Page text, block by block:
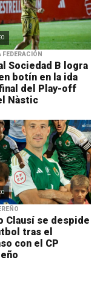
FEDERACIÓN
Sociedad B logra
botín en la ida
del Play-off
Nàstic
Clausí se despide
tras el
con el CP